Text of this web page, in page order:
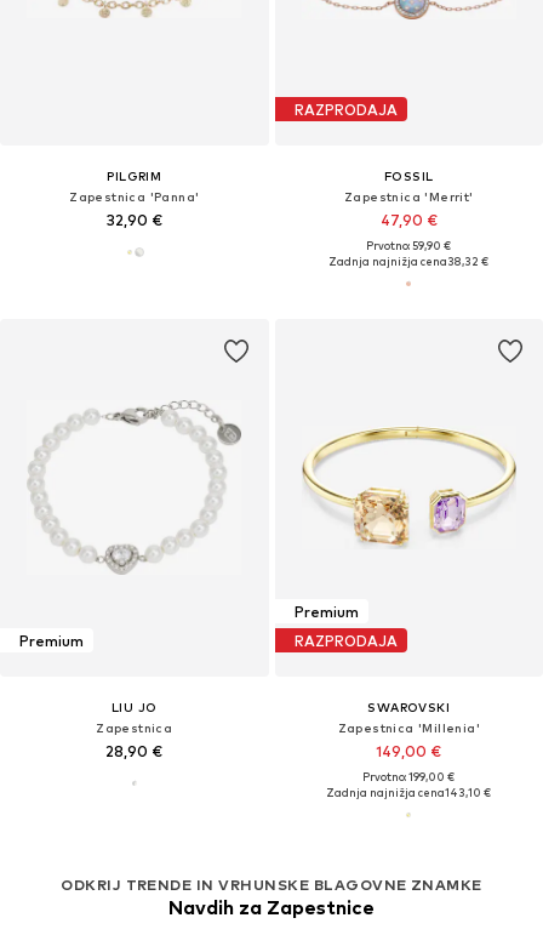
PILGRIM
Zapestnica 'Panna'
32,90 €
RAZPRODAJA
FOSSIL
Zapestnica 'Merrit'
47,90 €
Prvotno: 59,90 €
Zadnja najnižja cena38,32 €
Premium
LIU JO
Zapestnica
28,90 €
Premium
RAZPRODAJA
SWAROVSKI
Zapestnica 'Millenia'
149,00 €
Prvotno: 199,00 €
Zadnja najnižja cena143,10 €
ODKRIJ TRENDE IN VRHUNSKE BLAGOVNE ZNAMKE
Navdih za Zapestnice